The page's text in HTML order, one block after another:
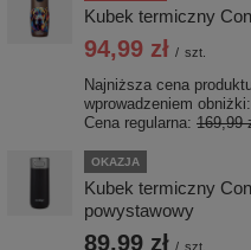
Kubek termiczny
94,99 zł / szt.
Najniższa cena
wprowadzeniem obniżki:
Cena regularna: 169,99
OKAZJA
Kubek termiczny
powystawowy
89,99 zł / szt.